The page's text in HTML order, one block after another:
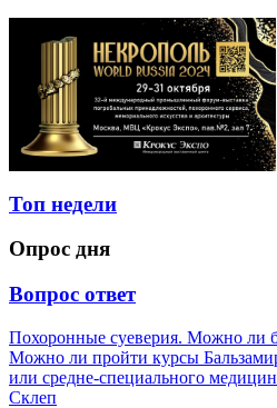
Топ недели
Опрос дня
Вопрос ответ
Похоронные суеверия. Можно ли
Можно ли пройти курсы
или средне-специального
Склеп